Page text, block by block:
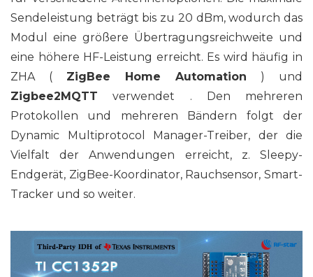
Sendeleistung beträgt bis zu 20 dBm, wodurch das
Modul eine größere Übertragungsreichweite und
eine höhere HF-Leistung erreicht. Es wird häufig in
ZHA ( ZigBee Home Automation ) und
Zigbee2MQTT verwendet . Den mehreren
Protokollen und mehreren Bändern folgt der
Dynamic Multiprotocol Manager-Treiber, der die
Vielfalt der Anwendungen erreicht, z. Sleepy-
Endgerät, ZigBee-Koordinator, Rauchsensor, Smart-
Tracker und so weiter.